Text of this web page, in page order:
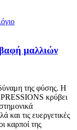
μαλλιών
της φύσης. Η
κρύβει
και τις ευεργετικές
καρποί της